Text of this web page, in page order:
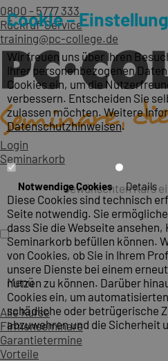
0800 - 5777 333
Rückruf-Service
training@pc-college.de
Login
Seminarkorb
Menü
Alle Kurse
Firmenseminare
Garantietermine
Vorteile
Cookie –
Wir freuen uns über Ihren
Ihrer personenbezogenen
Cookies ein, um die
verbessern. Entscheiden Sie
zulassen möchten. Weitere
Datenschutzhinweisen.
Notwendige Cookies Details
Diese Cookies sind technisch
Seite notwendig. Sie
dass Sie die Webseite ansehen,
Seminarkorb befüllen können.
von Cookies, ob Sie in Ihrem
unsere Dienste bei einem
nutzen zu können. Darüber
Cookies ein, um
schädliche oder betrügerische
abzuwehren und die Sicherheit